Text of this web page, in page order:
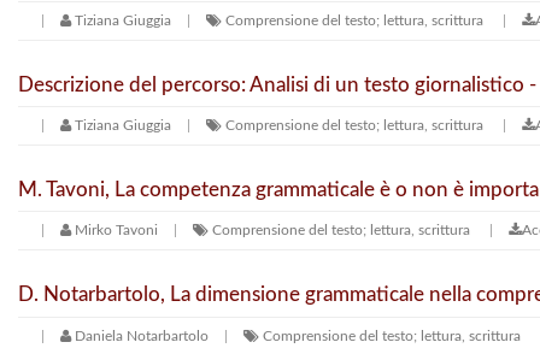
Tiziana Giuggia Comprensione del testo; lettura, scrittura
Descrizione del percorso: Analisi di un testo giornalistico -
Tiziana Giuggia Comprensione del testo; lettura, scrittura
M. Tavoni, La competenza grammaticale è o non è
Mirko Tavoni Comprensione del testo; lettura, scrittura
D. Notarbartolo, La dimensione grammaticale nella
Daniela Notarbartolo Comprensione del testo; lettura, scrittura